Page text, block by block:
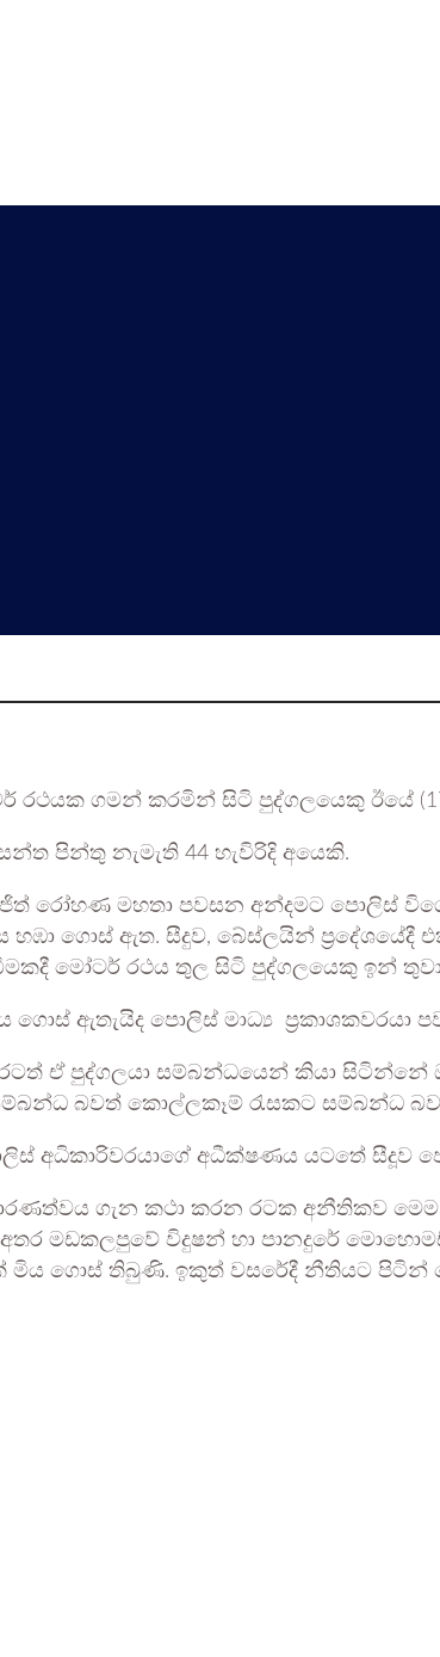
ගමන් කරමින් සිටි පුද්ගලයෙකු ඊයේ
පින්තු නැමැති 44 හැවිරිදි අයෙකි.
රෝහණ මහතා පවසන අන්දමට පොලිස්
ගොස් ඇත. සීදුව, බේස්ලයින් ප්‍රදේශයේදී
මෝටර් රථය තුල සිටි පුද්ගලයෙකු ඉන්
ඇතැයිද පොලිස් මාධ්‍ය ප්‍රකාශකවරයා
ඒ පුද්ගලයා සම්බන්ධයෙන් කියා සිටින්නේ ඔහු
බවත් කොල්ලකෑම් රැසකට සම්බන්ධ
අධිකාරිවරයාගේ අධීක්ෂණය යටතේ සීදූව
ගැන කථා කරන රටක අනීතිකව
මඩකලපුවේ විදුෂන් හා පානදුරේ
මිය ගොස් තිබුණි. ඉකුත් වසරේදී නීතියට